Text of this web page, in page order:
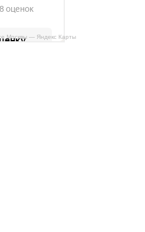
Москвы — Яндекс Карты